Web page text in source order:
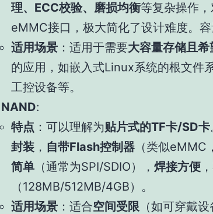
理、ECC校验、磨损均衡等复杂操作
eMMC接口，极大简化了设计难度。容
适用场景 ：适用于需要大容量存储且
的应用，如嵌入式Linux系统的根文件
工控设备等。
:
特点 ：可以理解为贴片式的TF卡/SD卡
封装 ， 自带Flash控制器 （类似eMMC
简单 （通常为SPI/SDIO）， 焊接方便
（128MB/512MB/4GB）。
适用场景 ：适合空间受限 （如可穿戴